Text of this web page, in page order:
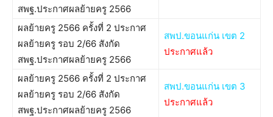
สพฐ.ประกาศผลย้ายครู 2566
ผลย้ายครู 2566 ครั้งที่ 2 ประกาศ
ผลย้ายครู รอบ 2/66 สังกัด
สพฐ.ประกาศผลย้ายครู 2566
สพป.ขอนแก่น เขต 2
ประกาศแล้ว
ผลย้ายครู 2566 ครั้งที่ 2 ประกาศ
ผลย้ายครู รอบ 2/66 สังกัด
สพฐ.ประกาศผลย้ายครู 2566
สพป.ขอนแก่น เขต 3
ประกาศแล้ว